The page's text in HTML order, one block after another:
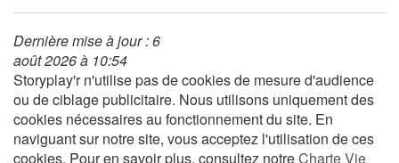
Autour de la lecture
Apprendre à lire
Livre audio
Dernière mise à jour : 6
août 2026 à 10:54
Storyplay'r n'utilise pas de cookies de mesure d'audience
ou de ciblage publicitaire. Nous utilisons uniquement des
cookies nécessaires au fonctionnement du site. En
naviguant sur notre site, vous acceptez l'utilisation de ces
cookies. Pour en savoir plus, consultez notreCharte Vie